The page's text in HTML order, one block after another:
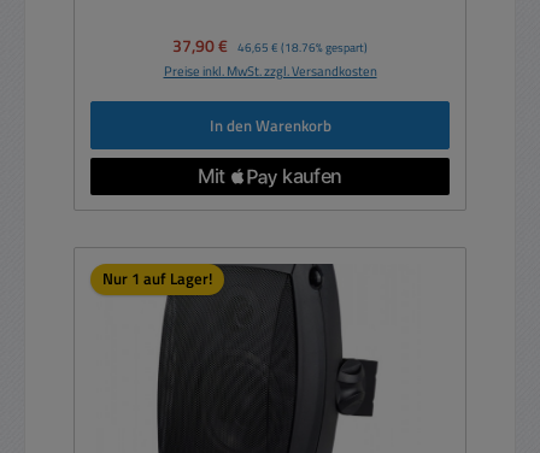
Verkaufspreis:
37,90 € Regulärer Preis:
46,65 € (18.76% gespart)
Preise inkl. MwSt. zzgl. Versandkosten
In den Warenkorb
Nur 1 auf Lager!